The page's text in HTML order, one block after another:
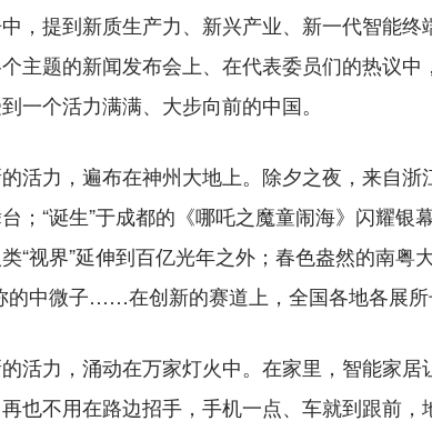
，提到新质生产力、新兴产业、新一代智能
主题的新闻发布会上、在代表委员们的热议
一个活力满满、大步向前的中国。
力，遍布在神州大地上。除夕之夜，来自浙
台；“诞生”于成都的《哪吒之魔童闹海》闪耀
“视界”延伸到百亿光年之外；春色盎然的南
的中微子……在创新的赛道上，全国各地各展所
力，涌动在万家灯火中。在家里，智能家居
也不用在路边招手，手机一点、车就到跟前